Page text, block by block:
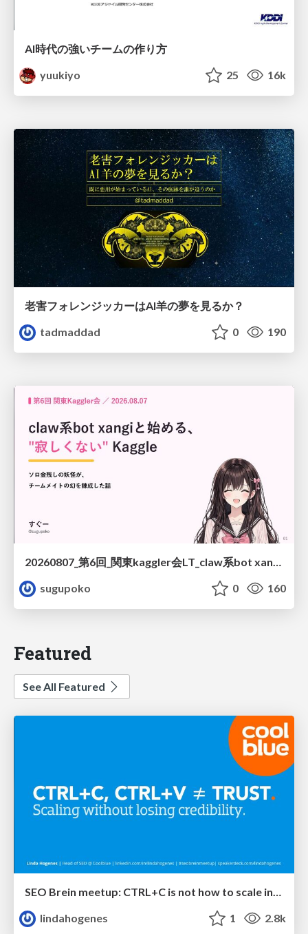
AI時代の強いチームの作り方
yuukiyo
25 16k
老害フォレンジッカーはAI羊の夢を見るか？
tadmaddad
0 190
20260807_第6回_関東kaggler会LT_claw系bot xangiと始める、"寂しくない" kaggle
sugupoko
0 160
Featured
See All Featured
SEO Brein meetup: CTRL+C is not how to scale international SEO
lindahogenes
1 2.8k